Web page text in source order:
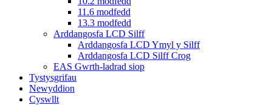
11.6 modfedd
13.3 modfedd
Arddangosfa LCD Silff
Arddangosfa LCD Ymyl y Silff
Arddangosfa LCD Silff Crog
EAS Gwrth-ladrad siop
Tystysgrifau
Newyddion
Cyswllt